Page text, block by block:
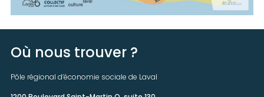
Où nous trouver ?
Pôle régional d’économie sociale de Laval